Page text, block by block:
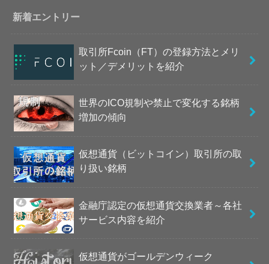
新着エントリー
取引所Fcoin（FT）の登録方法とメリ
ット／デメリットを紹介
世界のICO規制や禁止で変化する銘柄
増加の傾向
仮想通貨（ビットコイン）取引所の取
り扱い銘柄
金融庁認定の仮想通貨交換業者～各社
サービス内容を紹介
仮想通貨がゴールデンウィーク